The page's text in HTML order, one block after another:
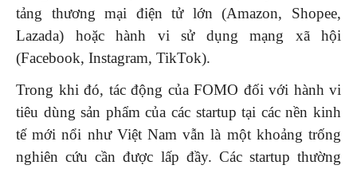
tảng thương mại điện tử lớn (Amazon, Shopee,
Lazada) hoặc hành vi sử dụng mạng xã hội
(Facebook, Instagram, TikTok).
Trong khi đó, tác động của FOMO đối với hành vi
tiêu dùng sản phẩm của các startup tại các nền kinh
tế mới nổi như Việt Nam vẫn là một khoảng trống
nghiên cứu cần được lấp đầy. Các startup thường